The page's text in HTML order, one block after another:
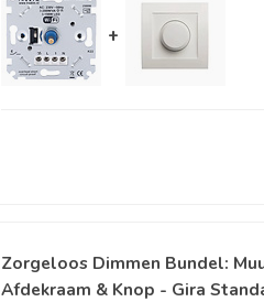
+
Zorgeloos Dimmen Bundel:
Afdekraam & Knop - Gira